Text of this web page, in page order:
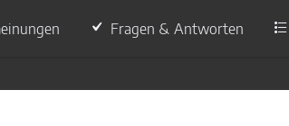
Fragen & Antworten